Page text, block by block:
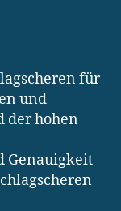
für
und
der hohen
Genauigkeit